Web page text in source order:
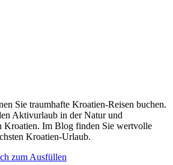
Sie traumhafte Kroatien-Reisen buchen.
Aktivurlaub in der Natur und
Kroatien. Im Blog finden Sie wertvolle
Kroatien-Urlaub.